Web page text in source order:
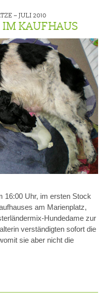
– JULI 2010
KAUFHAUS
16:00 Uhr, im ersten Stock
am Marienplatz,
Hundedame zur
verständigten sofort die
sie aber nicht die